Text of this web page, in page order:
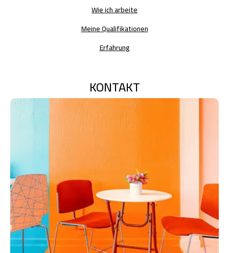
Wie ich arbeite
Meine Qualifikationen
Erfahrung
KONTAKT